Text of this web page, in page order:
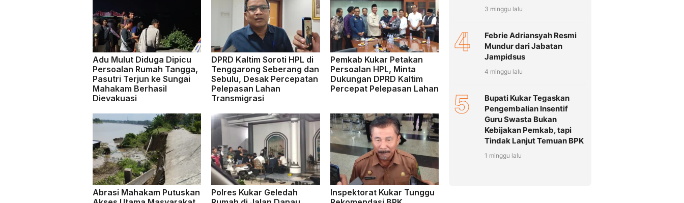
Adu Mulut Diduga Dipicu
Persoalan Rumah Tangga,
Pasutri Terjun ke Sungai
Mahakam Berhasil
Dievakuasi
DPRD Kaltim Soroti HPL di
Tenggarong Seberang dan
Sebulu, Desak Percepatan
Pelepasan Lahan
Transmigrasi
Pemkab Kukar Petakan
Persoalan HPL, Minta
Dukungan DPRD Kaltim
Percepat Pelepasan Lahan
Abrasi Mahakam Putuskan
Polres Kukar Geledah
Inspektorat Kukar Tunggu
3 minggu lalu
4
Febrie Adriansyah Resmi
Mundur dari Jabatan
Jampidsus
4 minggu lalu
5
Bupati Kukar Tegaskan
Pengembalian Insentif
Guru Swasta Bukan
Kebijakan Pemkab, tapi
Tindak Lanjut Temuan BPK
1 minggu lalu